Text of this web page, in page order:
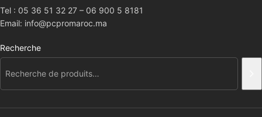
Tel : 05 36 51 32 27 – 06 900 5 8181
Email: info@pcpromaroc.ma
Recherche